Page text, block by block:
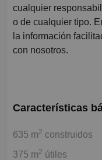
cualquier
o de cualquier tipo.
la información
con nosotros.
Características
635 m2 construidos
375 m2 útiles